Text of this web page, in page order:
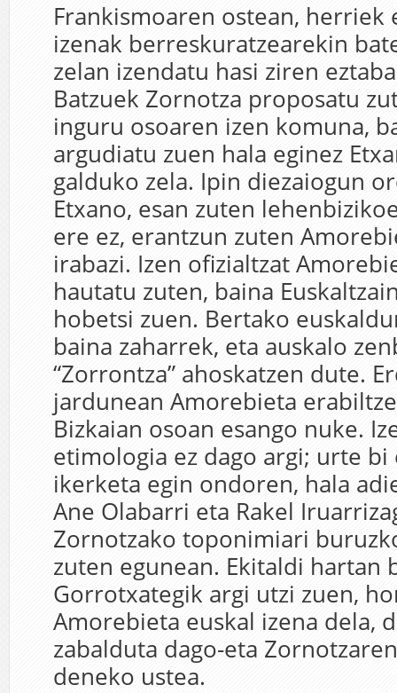
Frankismoaren ostean, herriek
izenak berreskuratzearekin
zelan izendatu hasi ziren
Batzuek Zornotza proposatu
inguru osoaren izen komuna,
argudiatu zuen hala eginez
galduko zela. Ipin diezaiogun
Etxano, esan zuten
ere ez, erantzun zuten
irabazi. Izen ofizialtzat
hautatu zuten, baina
hobetsi zuen. Bertako
baina zaharrek, eta auskalo
“Zorrontza” ahoskatzen dute.
jardunean Amorebieta
Bizkaian osoan esango nuke.
etimologia ez dago argi; urte
ikerketa egin ondoren, hala
Ane Olabarri eta Rakel
Zornotzako toponimiari
zuten egunean. Ekitaldi hartan
Gorrotxategik argi utzi zuen,
Amorebieta euskal izena dela,
zabalduta dago-eta
deneko ustea.